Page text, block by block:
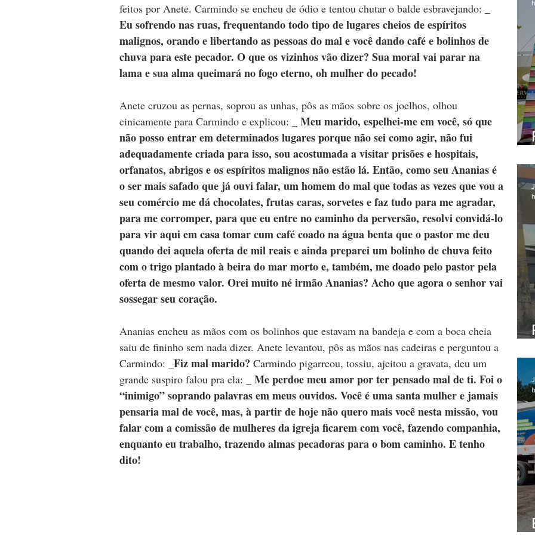
feitos por Anete. Carmindo se encheu de ódio e tentou chutar o balde esbravejando:
Eu sofrendo nas ruas, frequentando todo tipo de lugares cheios de espíritos
malignos, orando e libertando as pessoas do mal e você dando café e bolinhos de
chuva para este pecador. O que os vizinhos vão dizer? Sua moral vai parar na
lama e sua alma queimará no fogo eterno, oh mulher do pecado!
Anete cruzou as pernas, soprou as unhas, pôs as mãos sobre os joelhos, olhou
cinicamente para Carmindo e explicou:
_ Meu marido, espelhei-me em você, só que
não posso entrar em determinados lugares porque não sei como agir, não fui
adequadamente criada para isso, sou acostumada a visitar prisões e hospitais,
orfanatos, abrigos e os espíritos malignos não estão lá. Então, como seu Ananias é
o ser mais safado que já ouvi falar, um homem do mal que todas as vezes que vou a
seu comércio me dá chocolates, frutas caras, sorvetes e faz tudo para me agradar,
para me corromper, para que eu entre no caminho da perversão, resolvi convidá-lo
para vir aqui em casa tomar cum café coado na água benta que o pastor me deu
quando dei aquela oferta de mil reais e ainda preparei um bolinho de chuva feito
com o trigo plantado à beira do mar morto e, também, me doado pelo pastor pela
oferta de mesmo valor. Orei muito né irmão Ananias? Acho que agora o senhor vai
sossegar seu coração.
Ananias encheu as mãos com os bolinhos que estavam na bandeja e com a boca cheia
saiu de fininho sem nada dizer. Anete levantou, pôs as mãos nas cadeiras e perguntou a
Carmindo:
_Fiz mal marido? Carmindo pigarreou, tossiu, ajeitou a gravata, deu um
grande suspiro falou pra ela:
_ Me perdoe meu amor por ter pensado mal de ti. Foi o
“inimigo” soprando palavras em meus ouvidos. Você é uma santa mulher e jamais
pensaria mal de você, mas, à partir de hoje não quero mais você nesta missão, vou
falar com a comissão de mulheres da igreja ficarem com você, fazendo companhia,
enquanto eu trabalho, trazendo almas pecadoras para o bom caminho. E tenho
dito!